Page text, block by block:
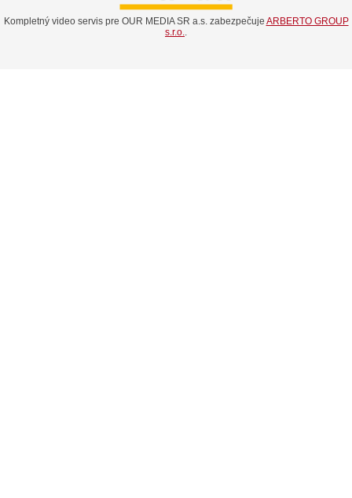
Kompletný video servis pre OUR MEDIA SR a.s. zabezpečuje ARBERTO GROUP
s.r.o.